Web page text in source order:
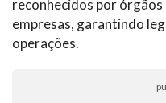
reconhecidos por órgãos
empresas, garantindo
operações.